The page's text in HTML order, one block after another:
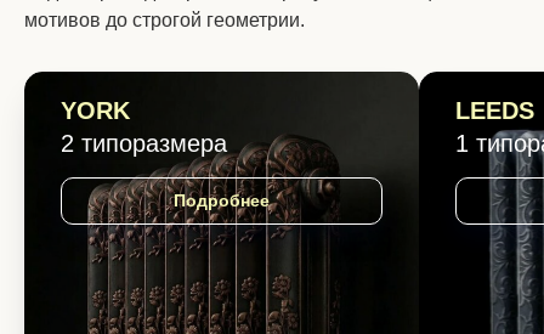
мотивов до строгой геометрии.
YORK
2 типоразмера
Подробнее
LEEDS
1